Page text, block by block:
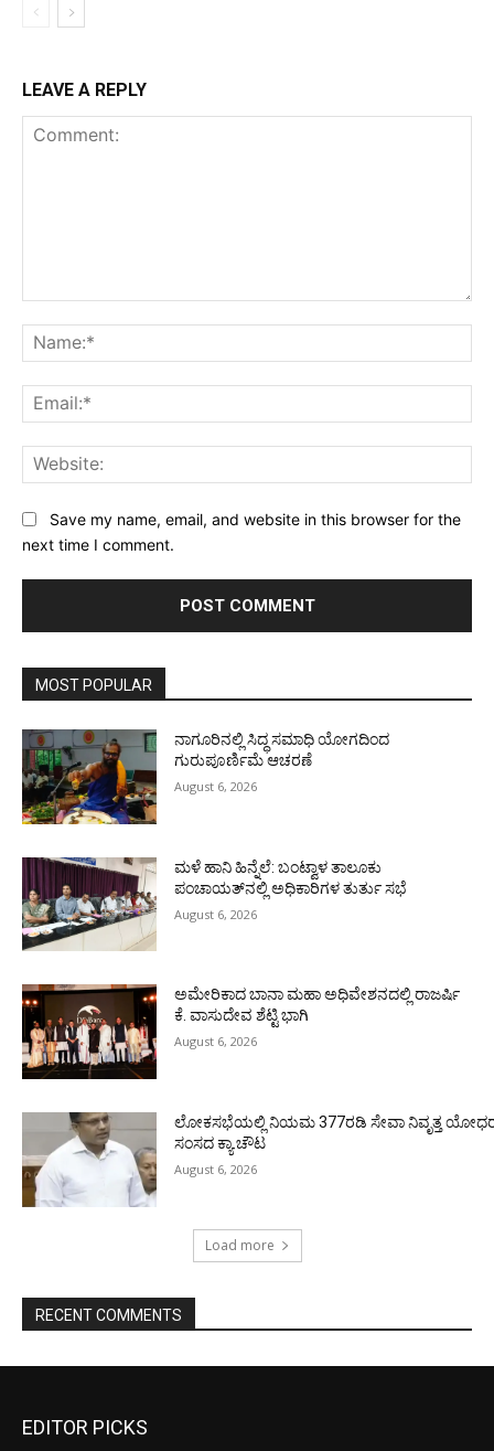
LEAVE A REPLY
Save my name, email, and website in this browser for the
next time I comment.
MOST POPULAR
ನಾಗೂರಿನಲ್ಲಿ ಸಿದ್ಧ ಸಮಾಧಿ ಯೋಗದಿಂದ
ಗುರುಪೂರ್ಣಿಮೆ ಆಚರಣೆ
August 6, 2026
ಮಳೆ ಹಾನಿ ಹಿನ್ನೆಲೆ: ಬಂಟ್ವಾಳ ತಾಲೂಕು
ಪಂಚಾಯತ್‌ನಲ್ಲಿ ಅಧಿಕಾರಿಗಳ ತುರ್ತು ಸಭೆ
August 6, 2026
ಅಮೇರಿಕಾದ ಬಾನಾ ಮಹಾ ಅಧಿವೇಶನದಲ್ಲಿ ರಾಜರ್ಷಿ
ಕೆ. ವಾಸುದೇವ ಶೆಟ್ಟಿ ಭಾಗಿ
August 6, 2026
ಲೋಕಸಭೆಯಲ್ಲಿ ನಿಯಮ 377ರಡಿ ಸೇವಾ ನಿವೃತ್ತ
ಸಂಸದ ಕ್ಯಾ.ಚೌಟ
August 6, 2026
Load more
RECENT COMMENTS
EDITOR PICKS